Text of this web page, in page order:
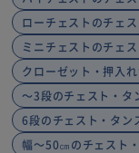
ローチェストのチェ
ミニチェストのチェ
クローゼット・押入
～3段のチェスト・タ
6段のチェスト・タン
幅～50㎝のチェスト